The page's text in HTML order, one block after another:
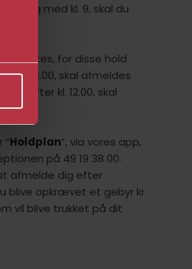
til og med kl. 9, skal du
Pilates, for disse hold
kl. 12.00, skal afmeldes
efter kl. 12.00, skal
“Holdplan”, via vores app,
på 49 19 38 00.
afmelde dig efter
blive opkrævet et gebyr kr.
vil blive trukket på dit